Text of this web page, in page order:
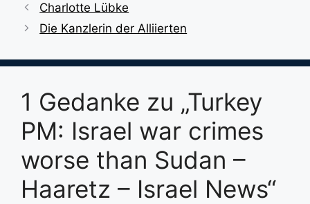
Charlotte Lübke
Die Kanzlerin der Alliierten
1 Gedanke zu „Turkey
PM: Israel war crimes
worse than Sudan –
Haaretz – Israel News“